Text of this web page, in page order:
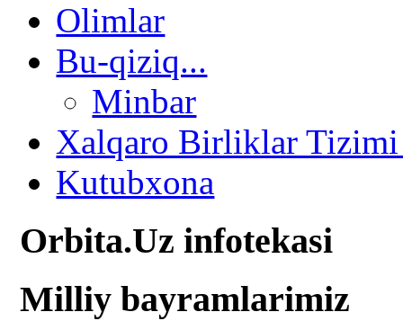
Olimlar
Bu-qiziq...
Minbar
Xalqaro Birliklar
Kutubxona
Orbita.Uz infotekasi
Milliy bayramlarimiz